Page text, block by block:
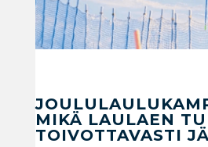
MIKÄ LAULAEN
TOIVOTTAVASTI